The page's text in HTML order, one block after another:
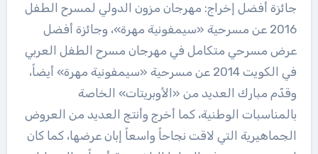
جائزة أفضل إخراج: مهرجان مزون الدولي لمسرح الطفل
2016 عن مسرحية «سيمفونية مهرة»، وجائزة أفضل
عرض مسرحي متكامل في مهرجان مسرح الطفل العربي
في الكويت 2014 عن مسرحية «سيمفونية مهرة» أيضاً،
وقدّم مبارك العديد من «الأوبريتات» الخاصة
بالمناسبات الوطنية، كما أخرج وأنتج العديد من العروض
الجماهيرية التي لاقت نجاحاً واسعاً إبان عرضها، كما كان